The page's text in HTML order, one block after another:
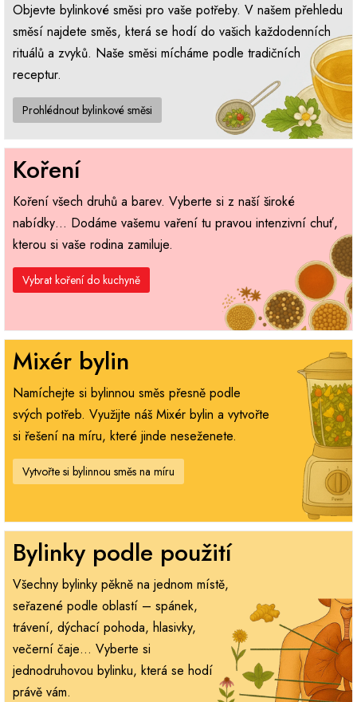
Objevte bylinkové směsi pro vaše potřeby. V našem přehledu
směsí najdete směs, která se hodí do vašich každodenních
rituálů a zvyků. Naše směsi mícháme podle tradičních
receptur.
Prohlédnout bylinkové směsi
Koření
Koření všech druhů a barev. Vyberte si z naší široké
nabídky… Dodáme vašemu vaření tu pravou intenzivní chuť,
kterou si vaše rodina zamiluje.
Vybrat koření do kuchyně
Mixér bylin
Namíchejte si bylinnou směs přesně podle
svých potřeb. Využijte náš Mixér bylin a vytvořte
si řešení na míru, které jinde neseženete.
Vytvořte si bylinnou směs na míru
Bylinky podle použití
Všechny bylinky pěkně na jednom místě,
seřazené podle oblastí – spánek,
trávení, dýchací pohoda, hlasivky,
večerní čaje… Vyberte si
jednodruhovou bylinku, která se hodí
právě vám.